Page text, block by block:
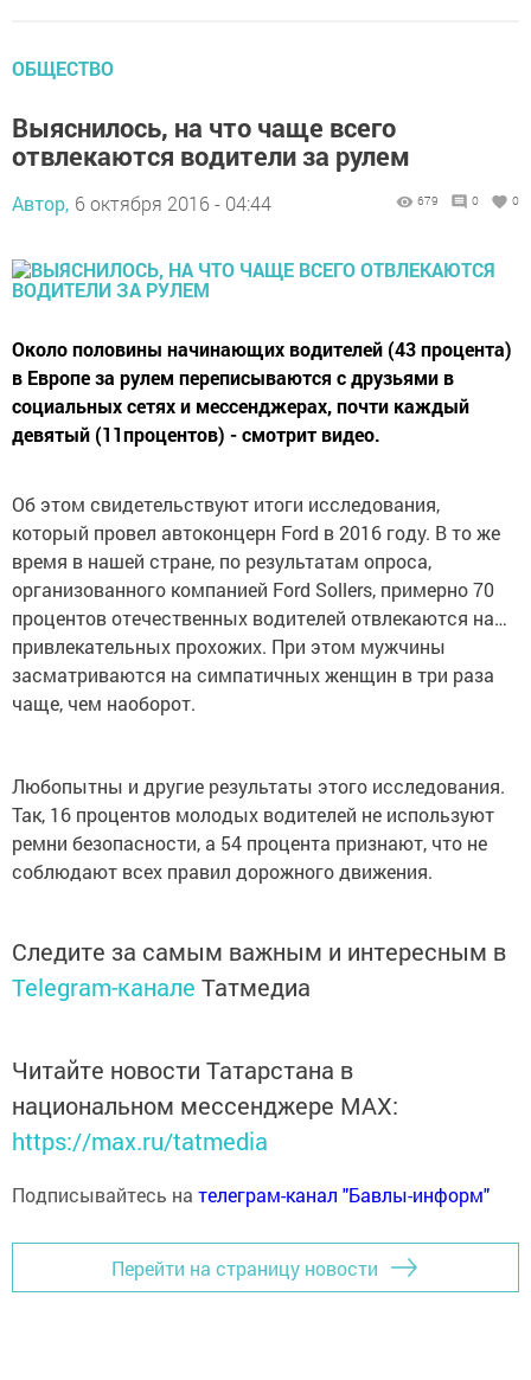
ОБЩЕСТВО
Выяснилось, на что чаще всего
отвлекаются водители за рулем
Автор, 6 октября 2016 - 04:44 679 0 0
Около половины начинающих водителей (43 процента)
в Европе за рулем переписываются с друзьями в
социальных сетях и мессенджерах, почти каждый
девятый (11процентов) - смотрит видео.
Об этом свидетельствуют итоги исследования,
который провел автоконцерн Ford в 2016 году. В то же
время в нашей стране, по результатам опроса,
организованного компанией Ford Sollers, примерно 70
процентов отечественных водителей отвлекаются на…
привлекательных прохожих. При этом мужчины
засматриваются на симпатичных женщин в три раза
чаще, чем наоборот.
Любопытны и другие результаты этого исследования.
Так, 16 процентов молодых водителей не используют
ремни безопасности, а 54 процента признают, что не
соблюдают всех правил дорожного движения.
Следите за самым важным и интересным в
Telegram-канале Татмедиа
Читайте новости Татарстана в
национальном мессенджере MАХ:
https://max.ru/tatmedia
Подписывайтесь на телеграм-канал "Бавлы-информ"
Перейти на страницу новости